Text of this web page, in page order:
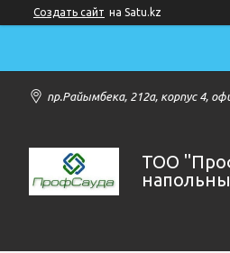
Создать сайт на Satu.kz
пр.Райымбека, 212а, корпус 4,
ТОО